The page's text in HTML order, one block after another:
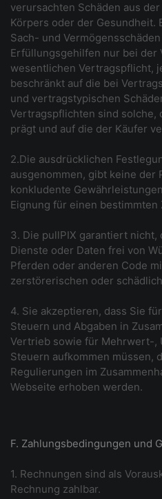
verursachten Schäden aus
Körpers oder der Gesundheit.
Sach- und
Erfüllungsgehilfen nur bei der
wesentlichen Vertragspflicht,
beschränkt auf die bei
und vertragstypischen
Vertragspflichten sind solche,
prägt und auf die der Käufer
2.Die ausdrücklichen
ausgenommen, gibt keine der
konkludente
Eignung für einen bestimmten
3. Die pullPIX garantiert
Dienste oder Daten frei von
Pferden oder anderen Code
zerstörerischen oder
4. Sie akzeptieren, dass Sie
Steuern und Abgaben in
Vertrieb sowie für Mehrwert-,
Steuern aufkommen müssen,
Regulierungen im
Webseite erhoben werden.
F. Zahlungsbedingungen und
1. Rechnungen sind als
Rechnung zahlbar.